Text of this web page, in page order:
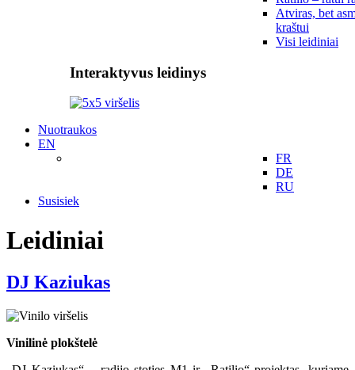
Atviras, bet
kraštui
Visi leidiniai
Interaktyvus leidinys
Nuotraukos
EN
FR
DE
RU
Susisiek
Leidiniai
DJ Kaziukas
Vinilinė plokštelė